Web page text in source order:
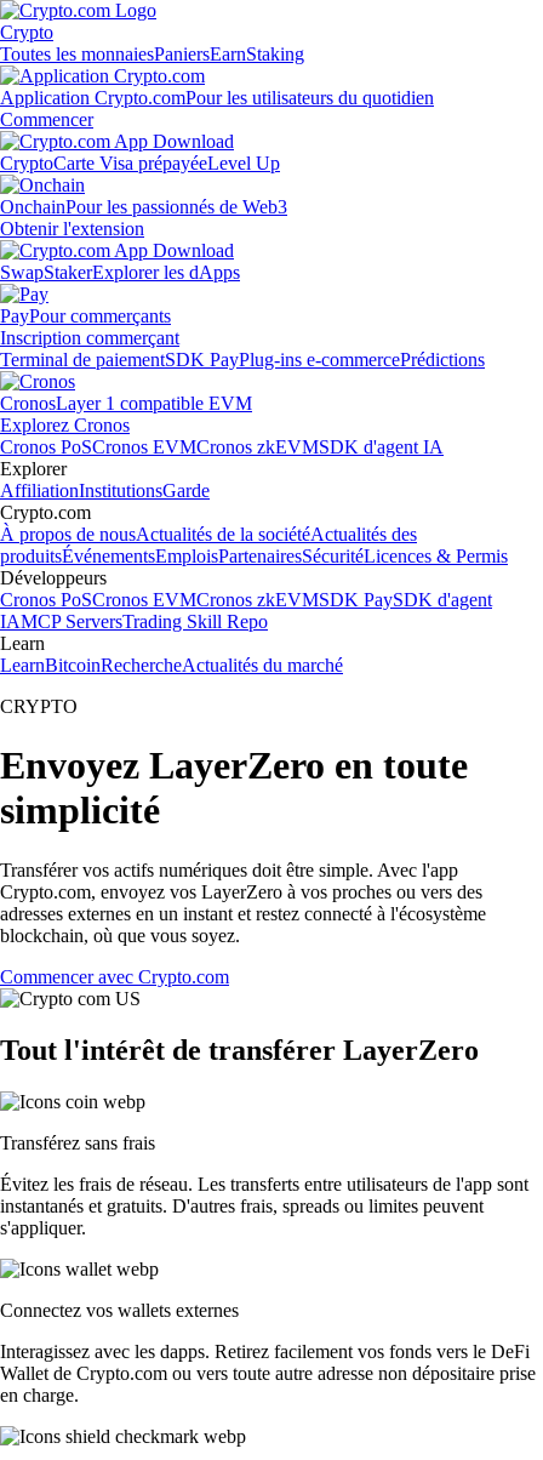
Crypto
Toutes les monnaiesPaniersEarnStaking
Application Crypto.comPour les utilisateurs du quotidien
Commencer
CryptoCarte Visa prépayéeLevel Up
OnchainPour les passionnés de Web3
Obtenir l'extension
SwapStakerExplorer les dApps
PayPour commerçants
Inscription commerçant
Terminal de paiementSDK PayPlug-ins e-commercePrédictions
CronosLayer 1 compatible EVM
Explorez Cronos
Cronos PoSCronos EVMCronos zkEVMSDK d'agent IA
Explorer
AffiliationInstitutionsGarde
Crypto.com
À propos de nousActualités de la sociétéActualités des
produitsÉvénementsEmploisPartenairesSécuritéLicences & Permis
Développeurs
Cronos PoSCronos EVMCronos zkEVMSDK PaySDK d'agent
IAMCP ServersTrading Skill Repo
Learn
LearnBitcoinRechercheActualités du marché
CRYPTO
Envoyez LayerZero en toute
simplicité
Transférer vos actifs numériques doit être simple. Avec l'app
Crypto.com, envoyez vos LayerZero à vos proches ou vers des
adresses externes en un instant et restez connecté à l'écosystème
blockchain, où que vous soyez.
Commencer avec Crypto.com
Tout l'intérêt de transférer LayerZero
Transférez sans frais
Évitez les frais de réseau. Les transferts entre utilisateurs de l'app sont
instantanés et gratuits. D'autres frais, spreads ou limites peuvent
s'appliquer.
Connectez vos wallets externes
Interagissez avec les dapps. Retirez facilement vos fonds vers le DeFi
Wallet de Crypto.com ou vers toute autre adresse non dépositaire prise
en charge.